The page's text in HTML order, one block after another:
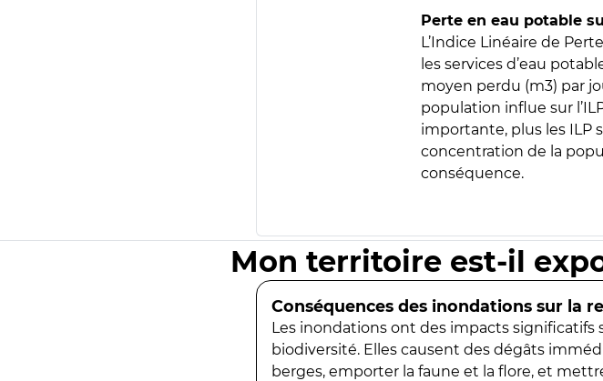
Perte en eau potable
L’Indice Linéaire de
les services d’eau
moyen perdu (m3) par
population influe sur
importante, plus les ILP
concentration de la
conséquence.
Mon territoire est-il
Conséquences des inondations sur la
Les inondations ont des impacts
biodiversité. Elles causent des dégâts
berges, emporter la faune et la flore, et